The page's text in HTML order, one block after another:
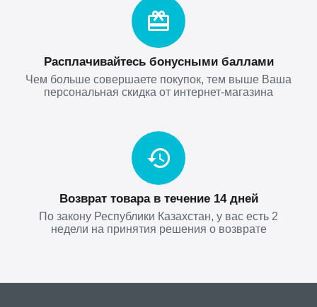
Расплачивайтесь бонусными баллами
Чем больше совершаете покупок, тем выше Ваша
персональная скидка от интернет-магазина
Возврат товара в течение 14 дней
По закону Республики Казахстан, у вас есть 2
недели на принятия решения о возврате